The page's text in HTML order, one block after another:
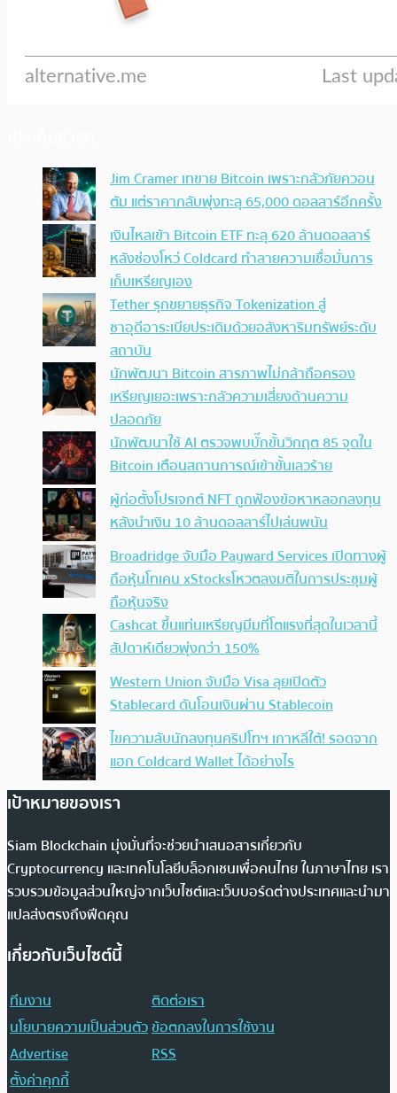
Jim Cramer เทขาย Bitcoin เพราะกลัวภัยควอน
ตัม แต่ราคากลับพุ่งทะลุ 65,000 ดอลลาร์อีกครั้ง
เงินไหลเข้า Bitcoin ETF ทะลุ 620 ล้านดอลลาร์
หลังช่องโหว่ Coldcard ทำลายความเชื่อมั่นการ
เก็บเหรียญเอง
Tether รุกขยายธุรกิจ Tokenization สู่
ซาอุดีอาระเบียประเดิมด้วยอสังหาริมทรัพย์ระดับ
สถาบัน
นักพัฒนา Bitcoin สารภาพไม่กล้าถือครอง
เหรียญเยอะเพราะกลัวความเสี่ยงด้านความ
ปลอดภัย
นักพัฒนาใช้ AI ตรวจพบบั๊กขั้นวิกฤต 85 จุดใน
Bitcoin เตือนสถานการณ์เข้าขั้นเลวร้าย
ผู้ก่อตั้งโปรเจกต์ NFT ถูกฟ้องข้อหาหลอกลงทุน
หลังนำเงิน 10 ล้านดอลลาร์ไปเล่นพนัน
Broadridge จับมือ Payward Services เปิดทางผู้
ถือหุ้นโทเคน xStocksโหวตลงมติในการประชุมผู้
ถือหุ้นจริง
Cashcat ขึ้นแท่นเหรียญมีมที่โตแรงที่สุดในเวลานี้
สัปดาห์เดียวพุ่งกว่า 150%
Western Union จับมือ Visa ลุยเปิดตัว
Stablecard ดันโอนเงินผ่าน Stablecoin
ไขความลับนักลงทุนคริปโทฯ เกาหลีใต้! รอดจาก
แฮก Coldcard Wallet ได้อย่างไร
เป้าหมายของเรา
Siam Blockchain มุ่งมั่นที่จะช่วยนำเสนอสารเกี่ยวกับ
Cryptocurrency และเทคโนโลยีบล็อกเชนเพื่อคนไทย ในภาษาไทย เรา
รวบรวมข้อมูลส่วนใหญ่จากเว็บไซต์และเว็บบอร์ดต่างประเทศและนำมา
แปลส่งตรงถึงฟีดคุณ
เกี่ยวกับเว็บไซต์นี้
ทีมงาน
ติดต่อเรา
นโยบายความเป็นส่วนตัวข้อตกลงในการใช้งาน
Advertise
RSS
ตั้งค่าคุกกี้